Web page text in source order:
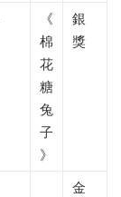
《
棉
花
糖
兔
子
》
銀
獎
金